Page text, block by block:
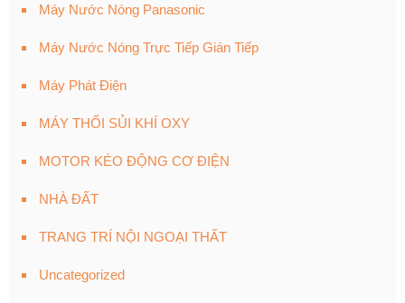
Máy Nước Nóng Panasonic
Máy Nước Nóng Trực Tiếp Gián Tiếp
Máy Phát Điện
MÁY THỔI SỦI KHÍ OXY
MOTOR KÉO ĐỘNG CƠ ĐIỆN
NHÀ ĐẤT
TRANG TRÍ NỘI NGOẠI THẤT
Uncategorized